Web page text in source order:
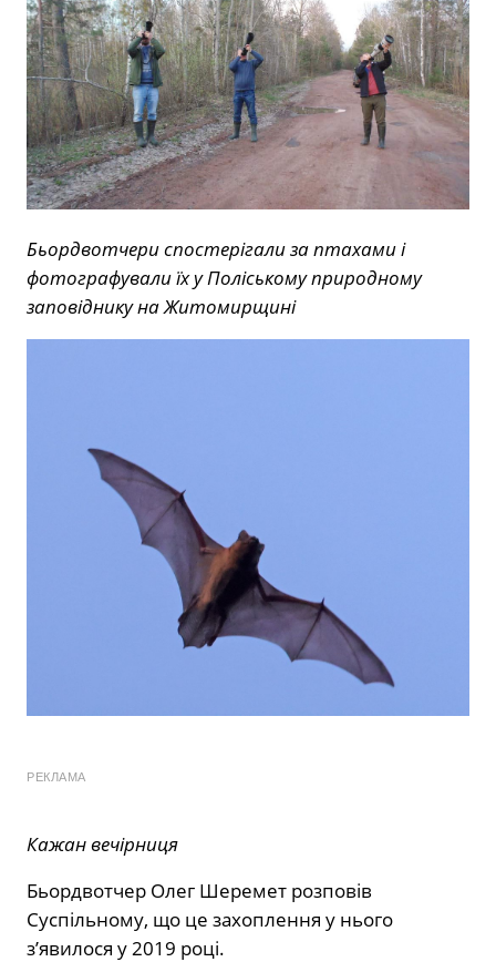
Бьордвотчери спостерігали за птахами і
фотографували їх у Поліському природному
заповіднику на Житомирщині
РЕКЛАМА
Кажан вечірниця
Бьордвотчер Олег Шеремет розповів
Суспільному, що це захоплення у нього
з’явилося у 2019 році.